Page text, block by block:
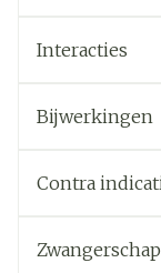
Interacties
Bijwerkingen
Contra
Zwangerschap